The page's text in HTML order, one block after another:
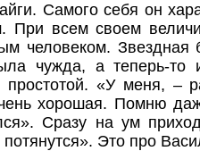
Самого себя он
При всем своем
человеком.
чужда, а теперь-то
простотой. «У меня, –
хорошая. Помню
Сразу на ум
Это про